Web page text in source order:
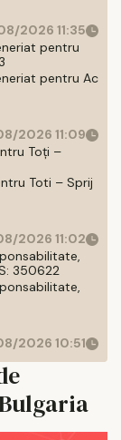
2026 11:35
pentru
pentru Ac
2026 11:09
Toți –
Toti – Sprij
2026 11:02
350622
2026 10:51